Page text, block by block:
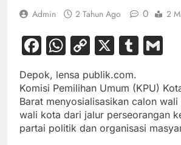
Admin 2 Tahun Ago 0 2
Facebook
WhatsApp
Copy
Link
X
Depok, lensa
Komisi Pemilihan Umum (KPU)
Barat menyosialisasikan calon
wali kota dari jalur perseorangan
partai politik dan organisasi